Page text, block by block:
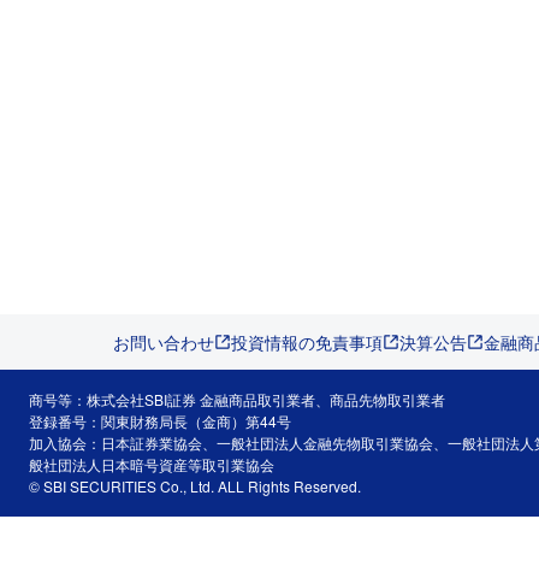
お問い合わせ 投資情報の免責事項 決算公告 金融
商号等：株式会社SBI証券 金融商品取引業者、商品先物取引業者
登録番号：関東財務局長（金商）第44号
加入協会：日本証券業協会、一般社団法人金融先物取引業協会、一般社団法
般社団法人日本暗号資産等取引業協会
© SBI SECURITIES Co., Ltd. ALL Rights Reserved.